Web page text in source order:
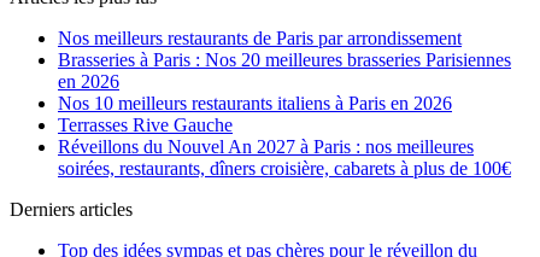
Nos meilleurs restaurants de Paris par arrondissement
Brasseries à Paris : Nos 20 meilleures brasseries Parisiennes
en 2026
Nos 10 meilleurs restaurants italiens à Paris en 2026
Terrasses Rive Gauche
Réveillons du Nouvel An 2027 à Paris : nos meilleures
soirées, restaurants, dîners croisière, cabarets à plus de 100€
Derniers articles
Top des idées sympas et pas chères pour le réveillon du